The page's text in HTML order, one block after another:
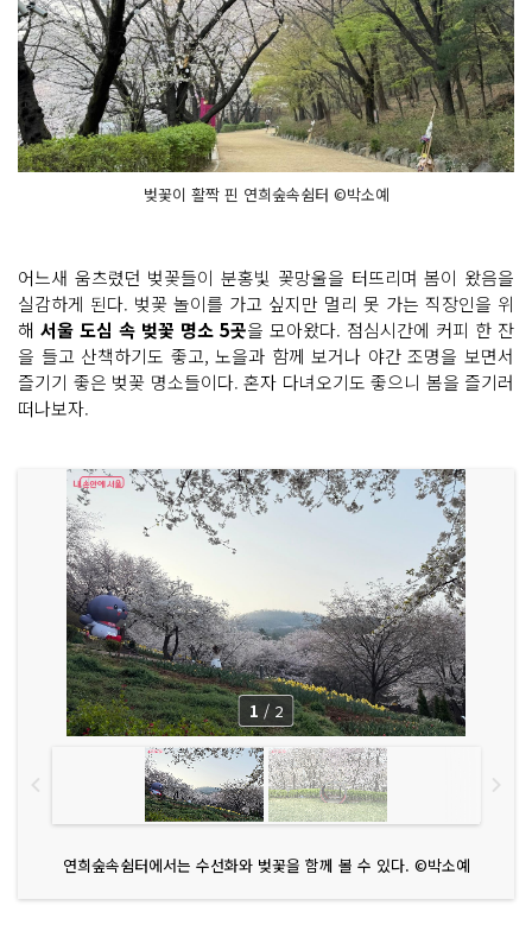
벚꽃이 활짝 핀 연희숲속쉼터 ©박소예
어느새 움츠렸던 벚꽃들이 분홍빛 꽃망울을 터뜨리며 봄이 왔음을
실감하게 된다. 벚꽃 놀이를 가고 싶지만 멀리 못 가는 직장인을 위
해 서울 도심 속 벚꽃 명소 5곳을 모아왔다. 점심시간에 커피 한 잔
을 들고 산책하기도 좋고, 노을과 함께 보거나 야간 조명을 보면서
즐기기 좋은 벚꽃 명소들이다. 혼자 다녀오기도 좋으니 봄을 즐기러
떠나보자.
연희숲속쉼터에서는 수선화와 벚꽃을 함께 볼 수 있다. ©박소예
1 / 2